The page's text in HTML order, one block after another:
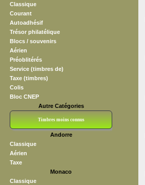
Classique
Courant
Autoadhésif
Trésor philatélique
Blocs / souvenirs
Aérien
Préoblitérés
Service (timbres de)
Taxe (timbres)
Colis
Bloc CNEP
Autre Catégories
Timbres moins connus
Andorre
Classique
Aérien
Taxe
Monaco
Classique